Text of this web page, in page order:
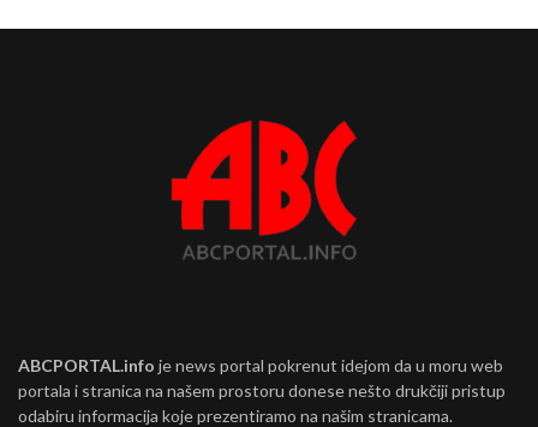
ABCPORTAL.info je news portal pokrenut idejom da u moru web
portala i stranica na našem prostoru donese nešto drukčiji pristup
odabiru informacija koje prezentiramo na našim stranicama.